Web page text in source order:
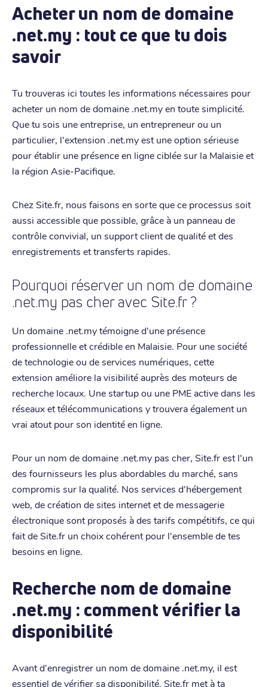
Acheter un nom de domaine
.net.my : tout ce que tu dois
savoir
Tu trouveras ici toutes les informations nécessaires pour
acheter un nom de domaine .net.my en toute simplicité.
Que tu sois une entreprise, un entrepreneur ou un
particulier, l'extension .net.my est une option sérieuse
pour établir une présence en ligne ciblée sur la Malaisie et
la région Asie-Pacifique.
Chez Site.fr, nous faisons en sorte que ce processus soit
aussi accessible que possible, grâce à un panneau de
contrôle convivial, un support client de qualité et des
enregistrements et transferts rapides.
Pourquoi réserver un nom de domaine
.net.my pas cher avec Site.fr ?
Un domaine .net.my témoigne d'une présence
professionnelle et crédible en Malaisie. Pour une société
de technologie ou de services numériques, cette
extension améliore la visibilité auprès des moteurs de
recherche locaux. Une startup ou une PME active dans les
réseaux et télécommunications y trouvera également un
vrai atout pour son identité en ligne.
Pour un nom de domaine .net.my pas cher, Site.fr est l'un
des fournisseurs les plus abordables du marché, sans
compromis sur la qualité. Nos services d'hébergement
web, de création de sites internet et de messagerie
électronique sont proposés à des tarifs compétitifs, ce qui
fait de Site.fr un choix cohérent pour l'ensemble de tes
besoins en ligne.
Recherche nom de domaine
.net.my : comment vérifier la
disponibilité
Avant d'enregistrer un nom de domaine .net.my, il est
essentiel de vérifier sa disponibilité. Site.fr met à ta